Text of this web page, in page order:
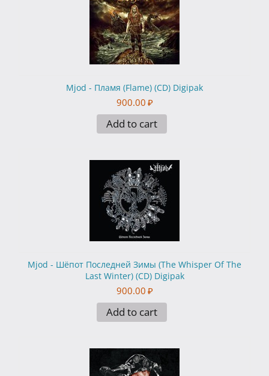
Mjod - Пламя (Flame) (CD) Digipak
900.00 ₽
Add to cart
Mjod - Шёпот Последней Зимы (The Whisper Of The
Last Winter) (CD) Digipak
900.00 ₽
Add to cart